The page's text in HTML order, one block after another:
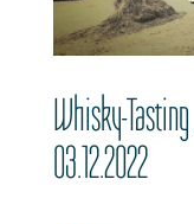
Whisky-
03.12.2022